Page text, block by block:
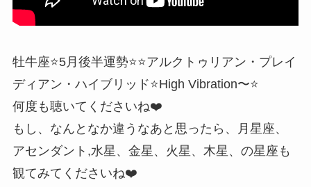
牡牛座⭐️5月後半運勢⭐️⭐️アルクトゥリアン・プレイ
ディアン・ハイブリッド⭐️High Vibration〜⭐
何度も聴いてくださいね❤️
もし、なんとなか違うなあと思ったら、月星座、
アセンダント,水星、金星、火星、木星、の星座も
観てみてくださいね❤️